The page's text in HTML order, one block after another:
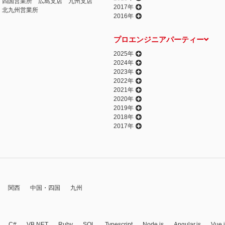
北九州営業所
2017年
2016年
プロエンジニアパーティー
2025年
2024年
2023年
2022年
2021年
2020年
2019年
2018年
2017年
関西 中国・四国 九州